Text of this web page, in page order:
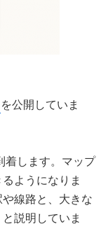
を公開していま
着します。マップ
ようになりま
線路と、大きな
説明していま